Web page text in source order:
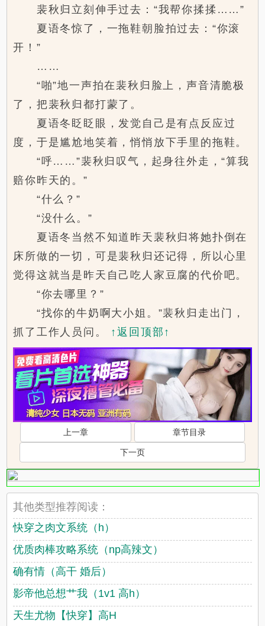
裴秋归立刻伸手过去：“我帮你揉揉……”
夏语冬惊了，一拖鞋朝脸拍过去：“你滚
开！”
……
“啪”地一声拍在裴秋归脸上，声音清脆极
了，把裴秋归都打蒙了。
夏语冬眨眨眼，发觉自己是有点反应过
度，于是尴尬地笑着，悄悄放下手里的拖鞋。
“呼……”裴秋归叹气，起身往外走，“算我
赔你昨天的。”
“什么？”
“没什么。”
夏语冬当然不知道昨天裴秋归将她扑倒在
床所做的一切，可是裴秋归还记得，所以心里
觉得这就当是昨天自己吃人家豆腐的代价吧。
“你去哪里？”
“找你的牛奶啊大小姐。”裴秋归走出门，
抓了工作人员问。 ↑返回顶部↑
上一章 章节目录
下一页
其他类型推荐阅读：
快穿之肉文系统（h）
优质肉棒攻略系统（np高辣文）
确有情（高干 婚后）
影帝他总想艹我（1v1 高h）
天生尤物【快穿】高H